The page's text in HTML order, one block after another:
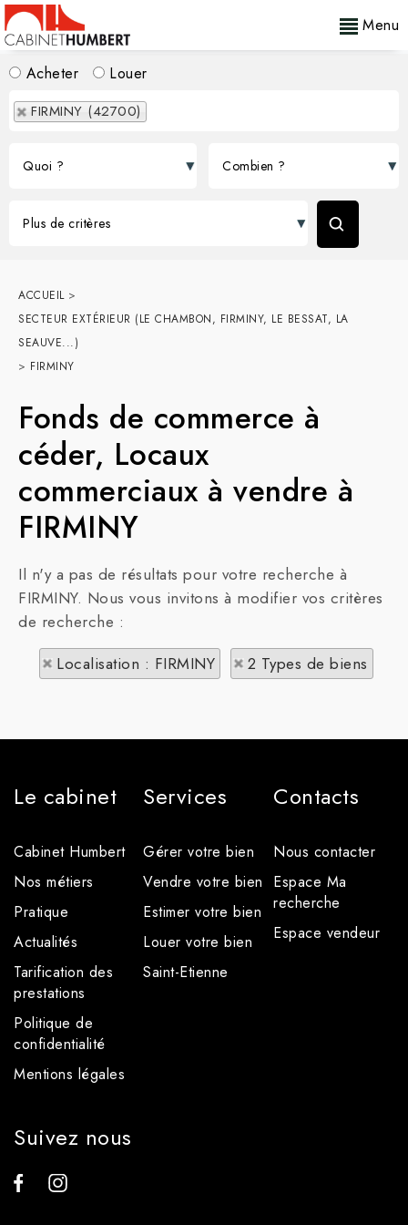
Menu
Acheter Louer
FIRMINY (42700)
ACCUEIL>
SECTEUR EXTÉRIEUR (LE CHAMBON, FIRMINY, LE BESSAT, LA
SEAUVE...)
> FIRMINY
Fonds de commerce à
céder, Locaux
commerciaux à vendre à
FIRMINY
Il n'y a pas de résultats pour votre recherche à
FIRMINY. Nous vous invitons à modifier vos critères
de recherche :
Localisation : FIRMINY
2 Types de biens
Le cabinet
Cabinet Humbert
Nos métiers
Pratique
Actualités
Tarification des
prestations
Politique de
confidentialité
Mentions légales
Services
Gérer votre bien
Vendre votre bien
Estimer votre bien
Louer votre bien
Saint-Etienne
Contacts
Nous contacter
Espace Ma
recherche
Espace vendeur
Suivez nous